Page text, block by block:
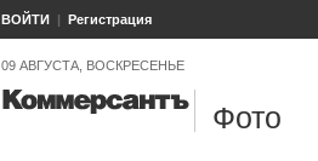
ВОЙТИ Регистрация
09 АВГУСТА, ВОСКРЕСЕНЬЕ
Фото